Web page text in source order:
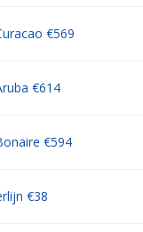
€569
€614
€594
€38